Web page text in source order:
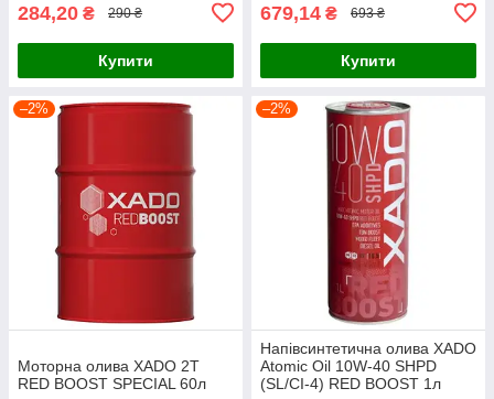
284,20 ₴ 290 ₴
Купити
679,14 ₴ 693 ₴
Купити
–2%
Моторна олива XADO 2T
RED BOOST SPECIAL 60л
–2%
Напівсинтетична олива XADO
Atomic Oil 10W-40 SHPD
(SL/CI-4) RED BOOST 1л